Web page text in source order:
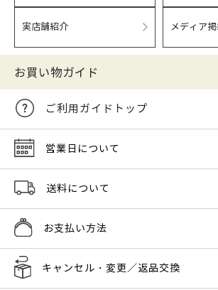
実店舗紹介 メディア
お買い物ガイド
ご利用ガイドトップ
営業日について
送料について
お支払い方法
キャンセル・変更／返品交換